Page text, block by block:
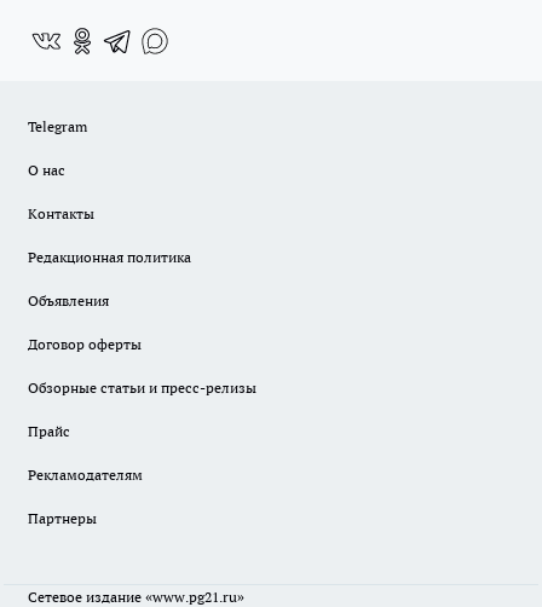
Telegram
О нас
Контакты
Редакционная политика
Объявления
Договор оферты
Обзорные статьи и пресс-релизы
Прайс
Рекламодателям
Партнеры
Сетевое издание «www.pg21.ru»